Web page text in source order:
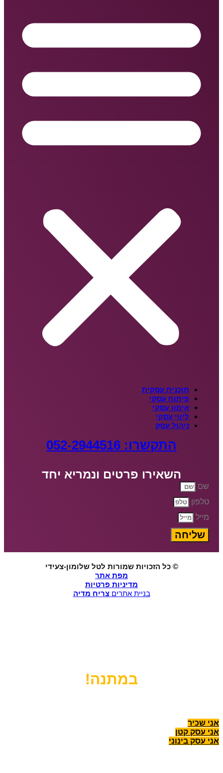
תוכנית עסקית
פיתוח עסקי
אימון עסקי
ליווי עסקי
ניהול עסק
התקשרו: 052-2944516
השאירו פרטים ונמריא יחד
שם
טלפון
מייל
שליחה
© כל הזכויות שמורות לטל שלומון-צעידי
מפת אתר
מדיניות פרטיות
בניית אתריםצריח מדיה
במתנה!
אני שכיר
אני עסק קטן
אני עסק בינוני